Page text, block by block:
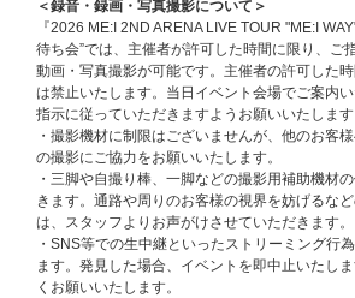
＜録音・録画・写真撮影について＞
『2026 ME:I 2ND ARENA LIVE TOUR "ME:I
待ち会”では、主催者が許可した時間に限り、ご
動画・写真撮影が可能です。主催者の許可した
は禁止いたします。当日イベント会場でご案内
指示に従っていただきますようお願いいたします
・撮影機材に制限はございませんが、他のお客
の撮影にご協力をお願いいたします。
・三脚や自撮り棒、一脚などの撮影用補助機材
きます。通路や周りのお客様の視界を妨げるな
は、スタッフよりお声がけさせていただきます。
・SNS等での生中継といったストリーミング行
ます。発見した場合、イベントを即中止いたし
くお願いいたします。